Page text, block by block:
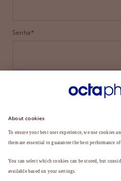
Senha*
ESQUECEU SUA SENHA?
Ainda não é membro?